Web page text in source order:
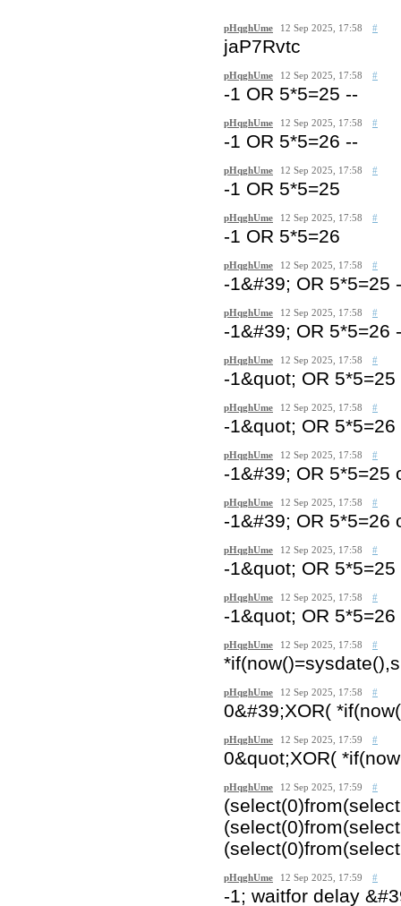
pHqghUme 12 Sep 2025, 17:58 #
jaP7Rvtc
pHqghUme 12 Sep 2025, 17:58 #
-1 OR 5*5=25 --
pHqghUme 12 Sep 2025, 17:58 #
-1 OR 5*5=26 --
pHqghUme 12 Sep 2025, 17:58 #
-1 OR 5*5=25
pHqghUme 12 Sep 2025, 17:58 #
-1 OR 5*5=26
pHqghUme 12 Sep 2025, 17:58 #
-1&#39; OR 5*5=25
pHqghUme 12 Sep 2025, 17:58 #
-1&#39; OR 5*5=26
pHqghUme 12 Sep 2025, 17:58 #
-1&quot; OR 5*5=25
pHqghUme 12 Sep 2025, 17:58 #
-1&quot; OR 5*5=26
pHqghUme 12 Sep 2025, 17:58 #
-1&#39; OR 5*5=25
pHqghUme 12 Sep 2025, 17:58 #
-1&#39; OR 5*5=26
pHqghUme 12 Sep 2025, 17:58 #
-1&quot; OR
pHqghUme 12 Sep 2025, 17:58 #
-1&quot; OR
pHqghUme 12 Sep 2025, 17:58 #
pHqghUme 12 Sep 2025, 17:58 #
0&#39;XOR(
pHqghUme 12 Sep 2025, 17:59 #
0&quot;XOR(
pHqghUme 12 Sep 2025, 17:59 #
pHqghUme 12 Sep 2025, 17:59 #
-1; waitfor delay